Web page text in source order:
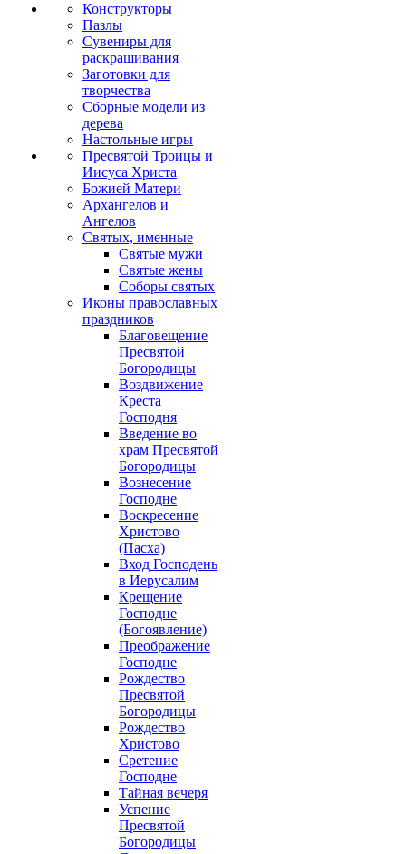
Конструкторы
Пазлы
Сувениры для
раскрашивания
Заготовки для
творчества
Сборные модели из
дерева
Настольные игры
Пресвятой Троицы и
Иисуса Христа
Божией Матери
Архангелов и
Ангелов
Святых, именные
Святые мужи
Святые жены
Соборы святых
Иконы православных
праздников
Благовещение
Пресвятой
Богородицы
Воздвижение
Креста
Господня
Введение во
храм Пресвятой
Богородицы
Вознесение
Господне
Воскресение
Христово
(Пасха)
Вход Господень
в Иерусалим
Крещение
Господне
(Богоявление)
Преображение
Господне
Рождество
Пресвятой
Богородицы
Рождество
Христово
Сретение
Господне
Тайная вечеря
Успение
Пресвятой
Богородицы